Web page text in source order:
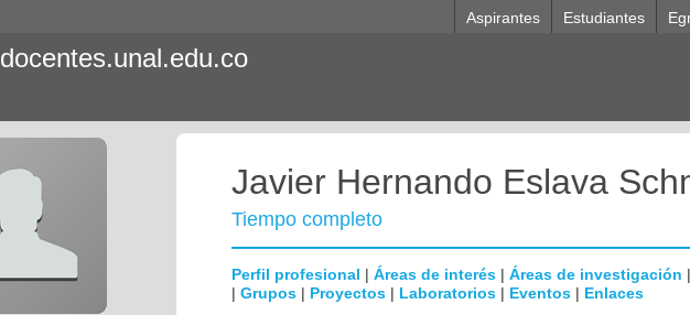
Aspirantes Estudiantes
docentes.unal.edu.co
Javier Hernando Eslava
Tiempo completo
Perfil profesional | Áreas de interés | Áreas de investigación |
| Grupos | Proyectos | Laboratorios | Eventos | Enlaces